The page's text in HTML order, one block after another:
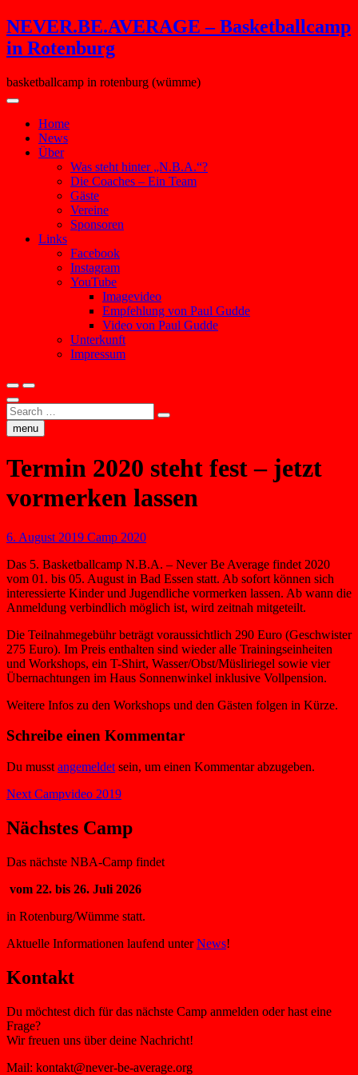
Skip
to
content
NEVER.BE.AVERAGE – Basketballcamp
in Rotenburg
basketballcamp in rotenburg (wümme)
Home
News
Über
Was steht hinter „N.B.A.“?
Die Coaches – Ein Team
Gäste
Vereine
Sponsoren
Links
Facebook
Instagram
YouTube
Imagevideo
Empfehlung von Paul Gudde
Video von Paul Gudde
Unterkunft
Impressum
Search
…menu
Termin 2020 steht fest – jetzt
vormerken lassen
6. August 2019 Camp 2020
Das 5. Basketballcamp N.B.A. – Never Be Average findet 2020
vom 01. bis 05. August in Bad Essen statt. Ab sofort können sich
interessierte Kinder und Jugendliche vormerken lassen. Ab wann die
Anmeldung verbindlich möglich ist, wird zeitnah mitgeteilt.
Die Teilnahmegebühr beträgt voraussichtlich 290 Euro (Geschwister
275 Euro). Im Preis enthalten sind wieder alle Trainingseinheiten
und Workshops, ein T-Shirt, Wasser/Obst/Müsliriegel sowie vier
Übernachtungen im Haus Sonnenwinkel inklusive Vollpension.
Weitere Infos zu den Workshops und den Gästen folgen in Kürze.
Schreibe einen Kommentar
Du musst angemeldet sein, um einen Kommentar abzugeben.
Beitragsnavigation
Next Next
Campvideo 2019
Nächstes Camp
Das nächste NBA-Camp findet
vom 22. bis 26. Juli 2026
in Rotenburg/Wümme statt.
Aktuelle Informationen laufend unterNews!
Kontakt
Du möchtest dich für das nächste Camp anmelden oder hast eine
Frage?
Wir freuen uns über deine Nachricht!
Mail: kontakt@never-be-average.org